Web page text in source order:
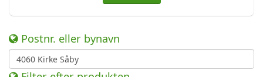
Postnr. eller bynavn